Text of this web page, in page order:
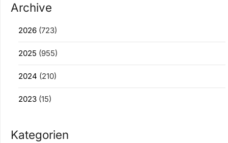
Archive
2026 (723)
2025 (955)
2024 (210)
2023 (15)
Kategorien